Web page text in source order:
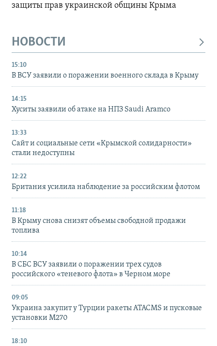
защиты прав украинской общины Крыма
НОВОСТИ
15:10
В ВСУ заявили о поражении военного склада в Крыму
14:15
Хуситы заявили об атаке на НПЗ Saudi Aramco
13:33
Сайт и социальные сети «Крымской солидарности»
стали недоступны
12:22
Британия усилила наблюдение за российским флотом
11:18
В Крыму снова снизят объемы свободной продажи
топлива
10:14
В СБС ВСУ заявили о поражении трех судов
российского «теневого флота» в Черном море
09:05
Украина закупит у Турции ракеты ATACMS и пусковые
установки M270
18:10